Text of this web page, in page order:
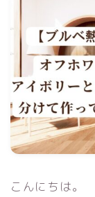
お申し込み
こんにちは。